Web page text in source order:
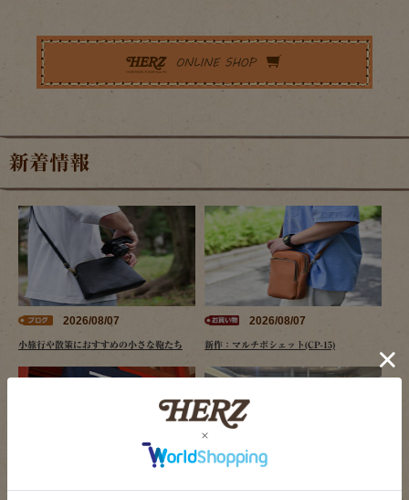
新着情報
2026/08/07
小旅行や散策におすすめの小さな鞄たち
2026/08/07
新作：マルチポシェット(CP-15)